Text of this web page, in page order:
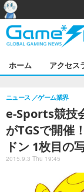
ホーム アクセス
e-Sports競技
がTGSで開催
ドン 1枚目の
ニュース ゲーム業界
2015.9.3 Thu 19:45